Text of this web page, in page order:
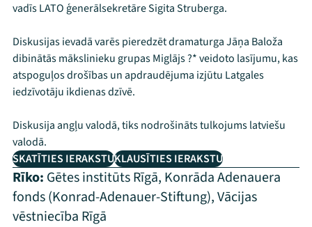
vadīs LATO ģenerālsekretāre Sigita Struberga.
Diskusijas ievadā varēs pieredzēt dramaturga Jāņa Baloža
dibinātās mākslinieku grupas Miglājs ?* veidoto lasījumu, kas
atspoguļos drošības un apdraudējuma izjūtu Latgales
iedzīvotāju ikdienas dzīvē.
Diskusija angļu valodā, tiks nodrošināts tulkojums latviešu
valodā.
SKATĪTIES IERAKSTUKLAUSĪTIES IERAKSTU
Rīko: Gētes institūts Rīgā, Konrāda Adenauera
fonds (Konrad-Adenauer-Stiftung),Vācijas
vēstniecība Rīgā